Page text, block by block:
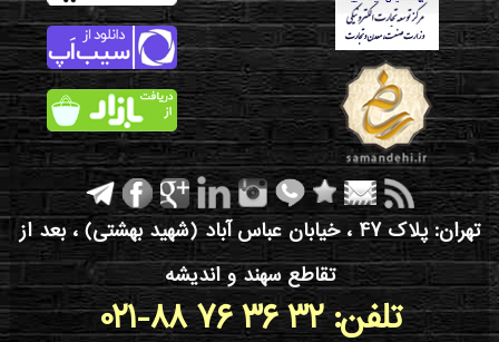
تهران: پلاک 47 ، خیابان عباس آباد (شهید بهشتی) ، بعد از
تقاطع سهند و اندیشه
021-88 76 36 32 :تلفن